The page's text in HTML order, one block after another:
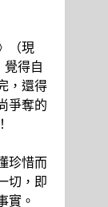
（現
覺得自
，還得
爭奪的
珍惜而
切，即
實。